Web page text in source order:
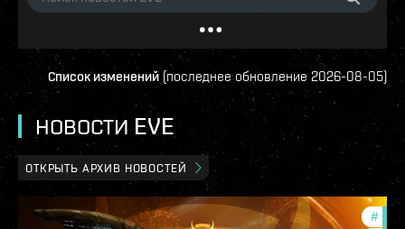
Список изменений (последнее обновление 2026-08-05)
НОВОСТИ EVE
ОТКРЫТЬ АРХИВ НОВОСТЕЙ
#